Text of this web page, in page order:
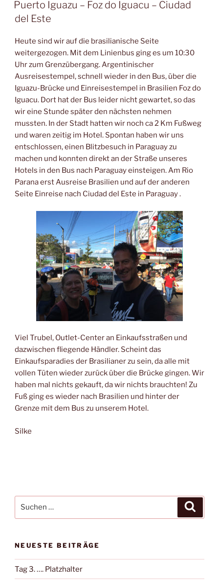
Puerto Iguazu – Foz do Iguacu – Ciudad
del Este
Heute sind wir auf die brasilianische Seite
weitergezogen. Mit dem Linienbus ging es um 10:30
Uhr zum Grenzübergang. Argentinischer
Ausreisestempel, schnell wieder in den Bus, über die
Iguazu-Brücke und Einreisestempel in Brasilien Foz do
Iguacu. Dort hat der Bus leider nicht gewartet, so das
wir eine Stunde später den nächsten nehmen
mussten. In der Stadt hatten wir noch ca 2 Km Fußweg
und waren zeitig im Hotel. Spontan haben wir uns
entschlossen, einen Blitzbesuch in Paraguay zu
machen und konnten direkt an der Straße unseres
Hotels in den Bus nach Paraguay einsteigen. Am Rio
Parana erst Ausreise Brasilien und auf der anderen
Seite Einreise nach Ciudad del Este in Paraguay .
Viel Trubel, Outlet-Center an Einkaufsstraßen und
dazwischen fliegende Händler. Scheint das
Einkaufsparadies der Brasilianer zu sein, da alle mit
vollen Tüten wieder zurück über die Brücke gingen. Wir
haben mal nichts gekauft, da wir nichts brauchten! Zu
Fuß ging es wieder nach Brasilien und hinter der
Grenze mit dem Bus zu unserem Hotel.
Silke
nach:
NEUESTE BEITRÄGE
Tag 3. …. Platzhalter